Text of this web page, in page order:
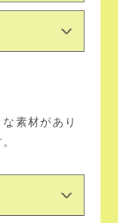
素材があり